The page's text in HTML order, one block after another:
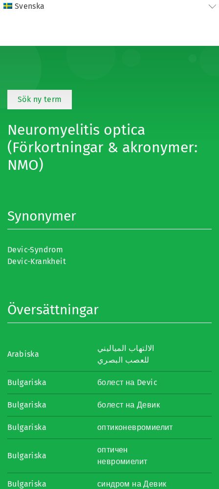
Svenska
Sök ny term
Neuromyelitis optica
(Förkortningar & akronymer:
NMO)
Synonymer
Devic-Syndrom
Devic-Krankheit
Översättningar
Arabiska
الالتهاب المياليني
للعصب البصري
Bulgariska болест на Devic
Bulgariska болест на Девик
Bulgariska оптиконевромиелит
Bulgariska
оптичен
невромиелит
Bulgariska синдром на Девик